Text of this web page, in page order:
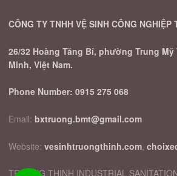
CÔNG TY TNHH VỆ SINH CÔNG NGHIỆP
26/32 Hoàng Tăng Bí, phường Trung Mỹ
Minh, Việt Nam.
Phone Number: 0915 275 068
Email: bxtruong.bmt@gmail.com
Website: vesinhtruongthinh.com,
TRUONG THINH INDUSTRIAL